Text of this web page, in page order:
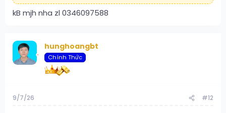
kB mjh nha zl 0346097588
hunghoangbt
Chính Thức
9/7/26 #12